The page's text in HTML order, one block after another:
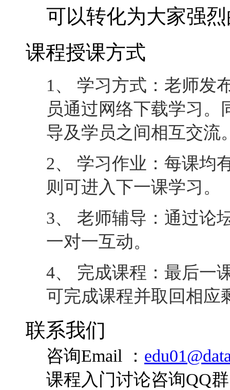
可以转化为大家强
课程授课方式
1、 学习方式：老师发
员通过网络下载学习
导及学员之间相互交流
2、 学习作业：每课均
则可进入下一课学习。
3、 老师辅导：通过论
一对一互动。
4、 完成课程：最后一
可完成课程并取回相应
联系我们
咨询Email ：
课程入门讨论咨询QQ